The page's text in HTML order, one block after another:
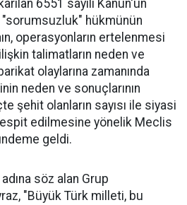
6551 sayılı Kanun'un
hükmünün
operasyonların ertelenmesi
talimatların neden ve
olaylarına zamanında
neden ve sonuçlarının
şehit olanların sayısı ile siyasi
edilmesine yönelik Meclis
geldi.
söz alan Grup
"Büyük Türk milleti, bu